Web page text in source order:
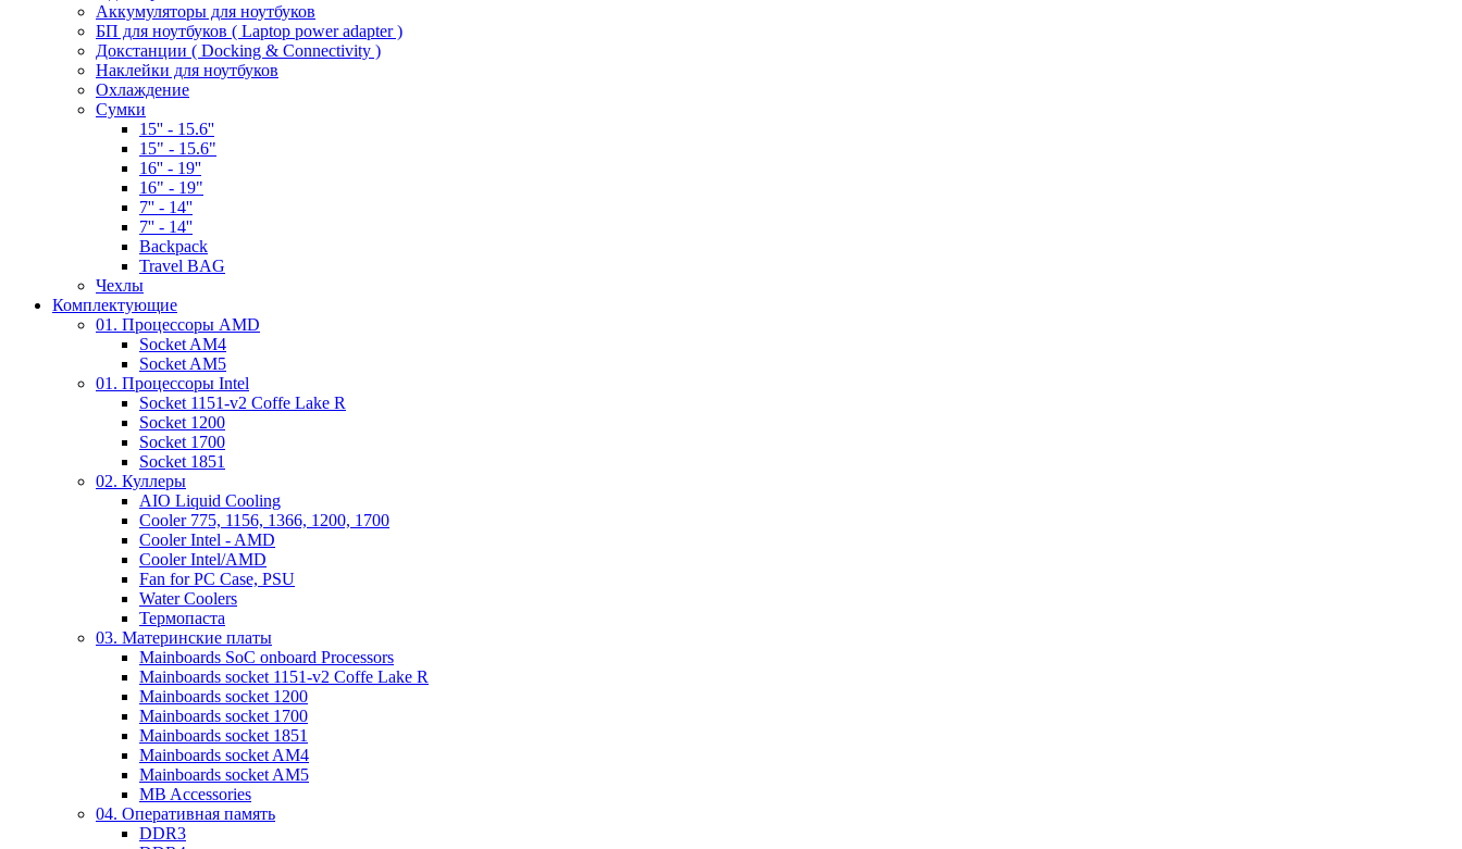
Аккумуляторы для ноутбуков
БП для ноутбуков ( Laptop power adapter )
Докстанции ( Docking & Connectivity )
Наклейки для ноутбуков
Охлаждение
Сумки
15'' - 15.6''
15" - 15.6"
16'' - 19''
16" - 19"
7'' - 14''
7'' - 14''
Backpack
Travel BAG
Чехлы
Комплектующие
01. Процессоры AMD
Socket AM4
Socket AM5
01. Процессоры Intel
Socket 1151-v2 Coffe Lake R
Socket 1200
Socket 1700
Socket 1851
02. Куллеры
AIO Liquid Cooling
Cooler 775, 1156, 1366, 1200, 1700
Cooler Intel - AMD
Cooler Intel/AMD
Fan for PC Case, PSU
Water Coolers
Термопаста
03. Материнские платы
Mainboards SoC onboard Processors
Mainboards socket 1151-v2 Coffe Lake R
Mainboards socket 1200
Mainboards socket 1700
Mainboards socket 1851
Mainboards socket AM4
Mainboards socket AM5
MB Accessories
04. Оперативная память
DDR3